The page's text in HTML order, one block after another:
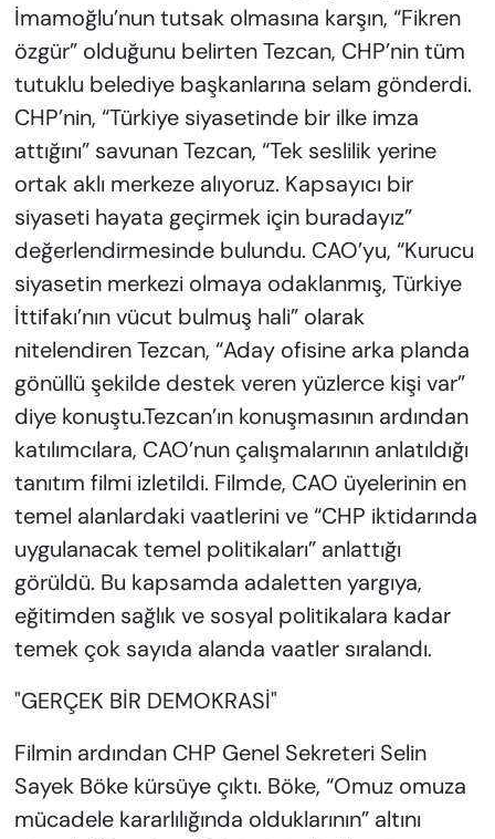
İmamoğlu’nun tutsak olmasına karşın, “Fikren
özgür” olduğunu belirten Tezcan, CHP’nin tüm
tutuklu belediye başkanlarına selam gönderdi.
CHP’nin, “Türkiye siyasetinde bir ilke imza
attığını” savunan Tezcan, “Tek seslilik yerine
ortak aklı merkeze alıyoruz. Kapsayıcı bir
siyaseti hayata geçirmek için buradayız”
değerlendirmesinde bulundu. CAO’yu, “Kurucu
siyasetin merkezi olmaya odaklanmış, Türkiye
İttifakı’nın vücut bulmuş hali” olarak
nitelendiren Tezcan, “Aday ofisine arka planda
gönüllü şekilde destek veren yüzlerce kişi var”
diye konuştu.Tezcan’ın konuşmasının ardından
katılımcılara, CAO’nun çalışmalarının anlatıldığı
tanıtım filmi izletildi. Filmde, CAO üyelerinin en
temel alanlardaki vaatlerini ve “CHP iktidarında
uygulanacak temel politikaları” anlattığı
görüldü. Bu kapsamda adaletten yargıya,
eğitimden sağlık ve sosyal politikalara kadar
temek çok sayıda alanda vaatler sıralandı.
"GERÇEK BİR DEMOKRASİ"
Filmin ardından CHP Genel Sekreteri Selin
Sayek Böke kürsüye çıktı. Böke, “Omuz omuza
mücadele kararlılığında olduklarının” altını